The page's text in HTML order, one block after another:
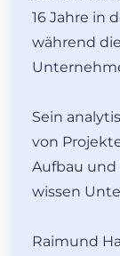
16 Jahre in
während
Sein
von
Aufbau und
wissen
Raimund